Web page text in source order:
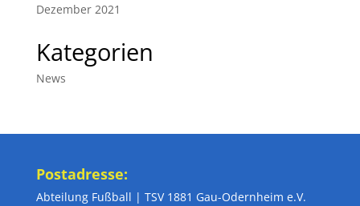
Dezember 2021
Kategorien
News
Postadresse:
Abteilung Fußball | TSV 1881 Gau-Odernheim e.V.